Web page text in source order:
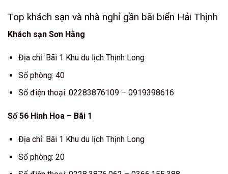
Top khách sạn và nhà nghỉ gần bãi biển Hải Thịnh
Khách sạn Sơn Hằng
Địa chỉ: Bãi 1 Khu du lịch Thịnh Long
Số phòng: 40
Số điện thoại: 02283876109 – 0919398616
Số 56 Hinh Hoa – Bãi 1
Địa chỉ: Bãi 1 Khu du lịch Thịnh Long
Số phòng: 20